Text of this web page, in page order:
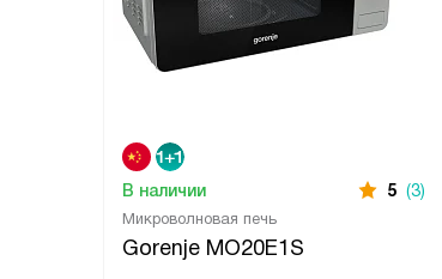
Микроволновая печь
Gorenje MO20E1S
В наличии 5 (3)